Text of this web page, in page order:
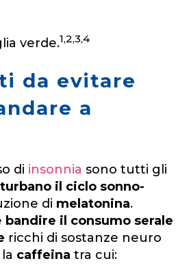
verde.1,2,3,4
da evitare
a
di insonnia sono tutti gli
il ciclo sonno-
di melatonina.
bandire il consumo serale
ricchi di sostanze neuro
caffeina tra cui: